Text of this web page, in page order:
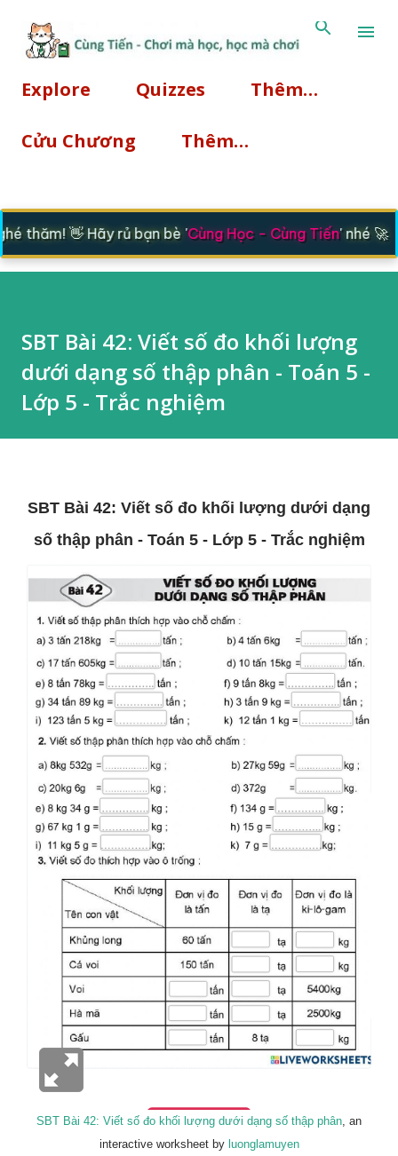
Explore Quizzes Thêm…
Cửu Chương Thêm…
thăm! 👋 Hãy rủ bạn bè 'Cùng Học - Cùng Tiến' nhé 🚀
SBT Bài 42: Viết số đo khối lượng
dưới dạng số thập phân - Toán 5 -
Lớp 5 - Trắc nghiệm
SBT Bài 42: Viết số đo khối lượng dưới dạng
số thập phân - Toán 5 - Lớp 5 - Trắc nghiệm
SBT Bài 42: Viết số đo khối lượng dưới dạng số thập phân, an
interactive worksheet by luonglamuyen